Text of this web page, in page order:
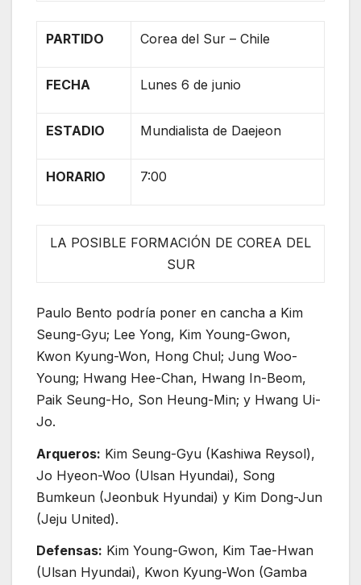
PARTIDO Corea del Sur – Chile
FECHA Lunes 6 de junio
ESTADIO Mundialista de Daejeon
HORARIO 7:00
LA POSIBLE FORMACIÓN DE COREA DEL
SUR
Paulo Bento podría poner en cancha a Kim
Seung-Gyu; Lee Yong, Kim Young-Gwon,
Kwon Kyung-Won, Hong Chul; Jung Woo-
Young; Hwang Hee-Chan, Hwang In-Beom,
Paik Seung-Ho, Son Heung-Min; y Hwang Ui-
Jo.
Arqueros: Kim Seung-Gyu (Kashiwa Reysol),
Jo Hyeon-Woo (Ulsan Hyundai), Song
Bumkeun (Jeonbuk Hyundai) y Kim Dong-Jun
(Jeju United).
Defensas: Kim Young-Gwon, Kim Tae-Hwan
(Ulsan Hyundai), Kwon Kyung-Won (Gamba